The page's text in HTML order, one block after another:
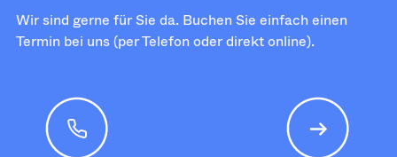
Wir sind gerne für Sie da. Buchen Sie einfach einen
Termin bei uns (per Telefon oder direkt online).